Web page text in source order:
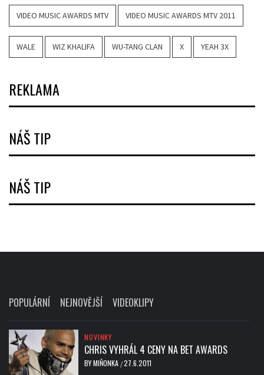
VIDEO MUSIC AWARDS MTV VIDEO MUSIC AWARDS MTV 2011
WALE WIZ KHALIFA WU-TANG CLAN X YEAH 3X
REKLAMA
NÁŠ TIP
NÁŠ TIP
POPULÁRNÍ NEJNOVĚJŠÍ VIDEOKLIPY
NOVINKY
CHRIS VYHRÁL 4 CENY NA BET AWARDS
BYMIŇONKA /27.6.2011